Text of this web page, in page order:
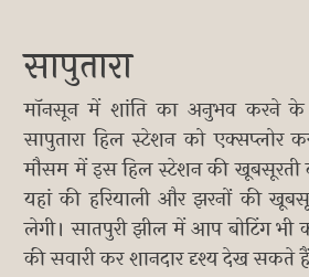
सापुतारा
मॉनसून में शांति का अनुभव करने
सापुतारा हिल स्टेशन को एक्सप्लोर
मौसम में इस हिल स्टेशन की खूबसूरती
यहां की हरियाली और झरनों की
लेगी। सातपुरी झील में आप बोटिंग भी
की सवारी कर शानदार दृश्य देख सकते